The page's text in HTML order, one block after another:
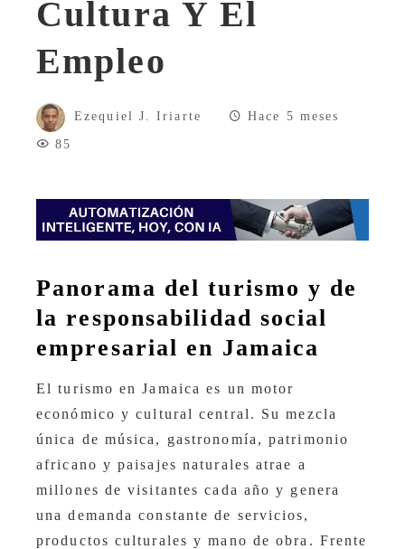
Cultura Y El
Empleo
Ezequiel J. Iriarte
Hace 5 meses
85
Panorama del turismo y de
la responsabilidad social
empresarial en Jamaica
El turismo en Jamaica es un motor
económico y cultural central. Su mezcla
única de música, gastronomía, patrimonio
africano y paisajes naturales atrae a
millones de visitantes cada año y genera
una demanda constante de servicios,
productos culturales y mano de obra. Frente